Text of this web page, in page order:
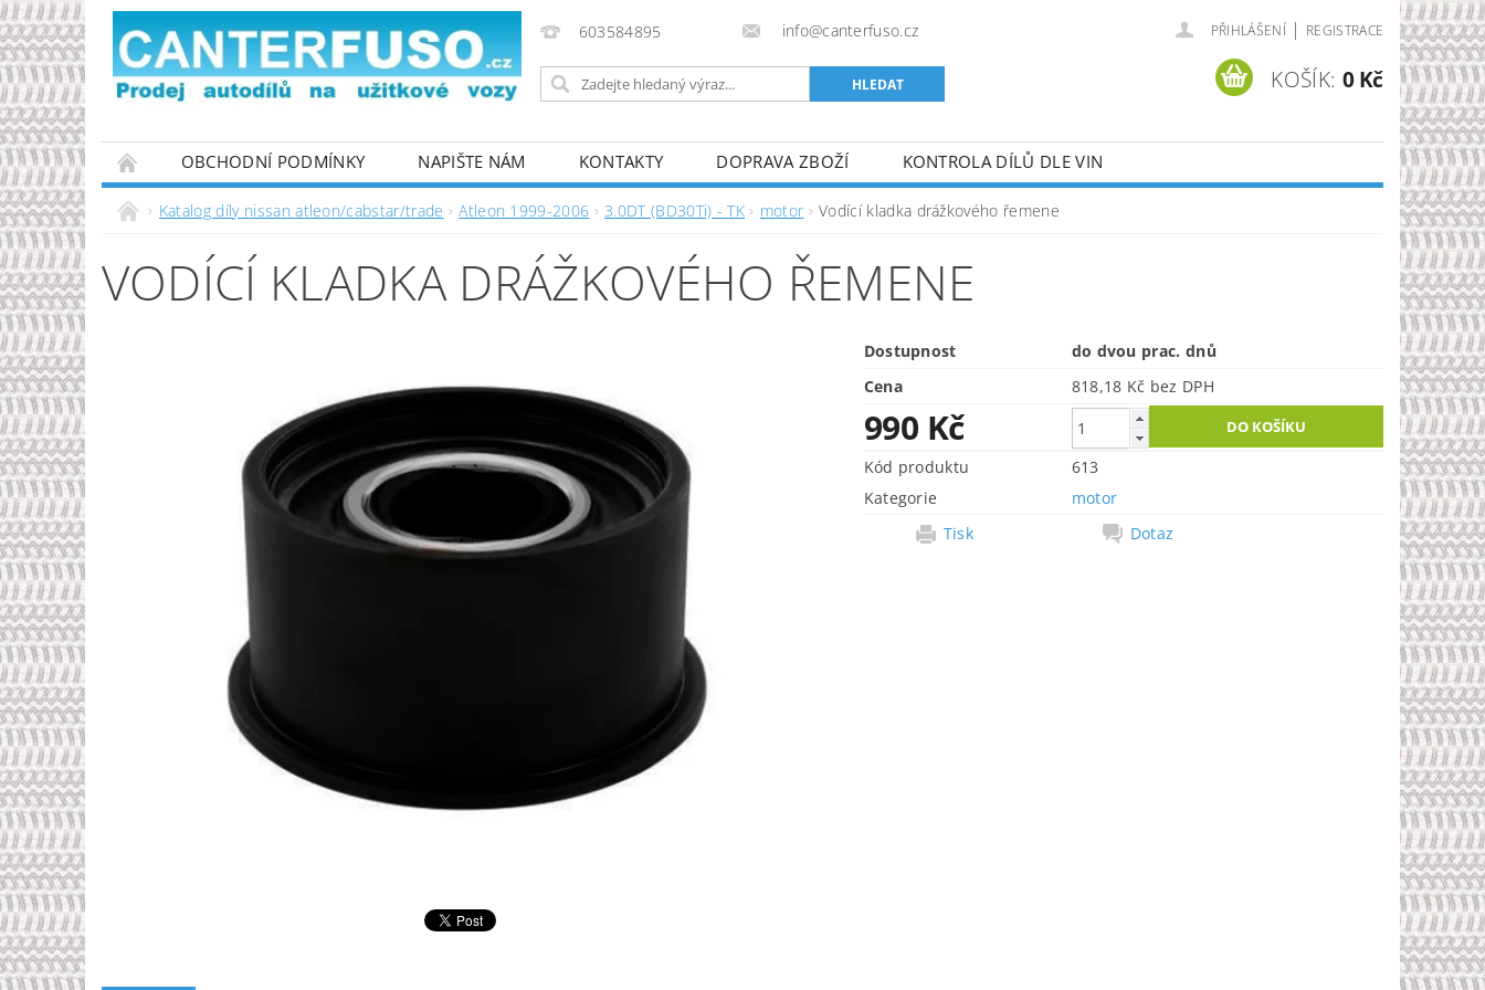
603584895 info@canterfuso.cz PŘIHLÁŠENÍ | REGISTRACE
KOŠÍK: 0 Kč
OBCHODNÍ PODMÍNKY NAPIŠTE NÁM KONTAKTY DOPRAVA ZBOŽÍ
KONTROLA DÍLŮ DLE VIN
PODMÍNKY OCHRANY OSOBNÍCH ÚDAJŮ
Katalog díly nissan atleon/cabstar/trade Atleon 1999-2006 3.0DT (BD30Ti) - TK motor Vodící kladka drážkového řemene
VODÍCÍ KLADKA DRÁŽKOVÉHO ŘEMENE
Dostupnost
do dvou prac. dnů
Cena
818,18 Kč bez DPH
990 Kč
Kód produktu
613
Kategorie
motor
Tisk
Dotaz